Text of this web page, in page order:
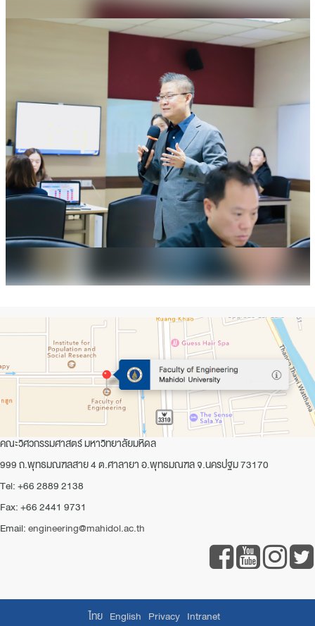
คณะวิศวกรรมศาสตร์ มหาวิทยาลัยมหิดล
999 ถ.พุทธมณฑลสาย 4 ต.ศาลายา อ.พุทธมณฑล จ.นครปฐม 73170
Tel: +66 2889 2138
Fax: +66 2441 9731
Email:engineering@mahidol.ac.th
ไทย English Privacy Intranet